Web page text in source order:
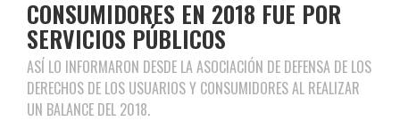
CONSUMIDORES EN 2018 FUE POR
SERVICIOS PÚBLICOS
ASÍ LO INFORMARON DESDE LA ASOCIACIÓN DE DEFENSA DE LOS
DERECHOS DE LOS USUARIOS Y CONSUMIDORES AL REALIZAR
UN BALANCE DEL 2018.